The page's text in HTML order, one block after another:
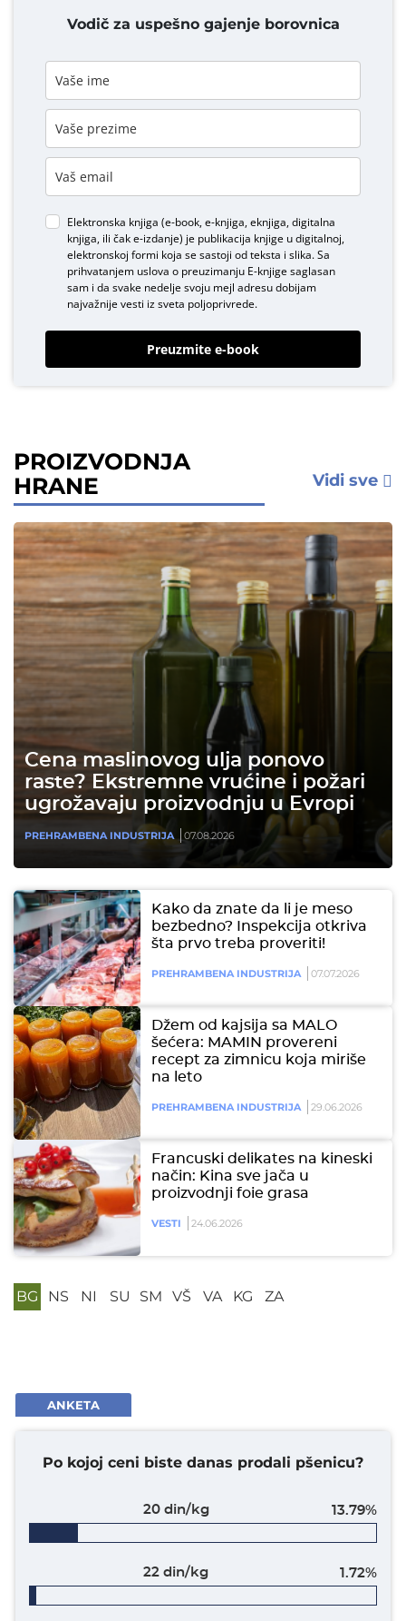
Vodič za uspešno gajenje borovnica
Elektronska knjiga (e-book, e-knjiga, eknjiga, digitalna
knjiga, ili čak e-izdanje) je publikacija knjige u digitalnoj,
elektronskoj formi koja se sastoji od teksta i slika. Sa
prihvatanjem uslova o preuzimanju E-knjigesaglasan
sam i da svake nedelje svoju mejl adresu dobijam
najvažnije vesti iz sveta poljoprivrede.
Preuzmite e-book
PROIZVODNJA
HRANE
Vidi sve
Cena maslinovog ulja ponovo
raste? Ekstremne vrućine i požari
ugrožavaju proizvodnju u Evropi
PREHRAMBENA INDUSTRIJA 07.08.2026
Kako da znate da li je meso
bezbedno? Inspekcija otkriva
šta prvo treba proveriti!
PREHRAMBENA INDUSTRIJA 07.07.2026
Džem od kajsija sa MALO
šećera: MAMIN provereni
recept za zimnicu koja miriše
na leto
PREHRAMBENA INDUSTRIJA 29.06.2026
Francuski delikates na kineski
način: Kina sve jača u
proizvodnji foie grasa
VESTI 24.06.2026
BG NS NI SU SM VŠ VA KG ZA
ANKETA
Po kojoj ceni biste danas prodali pšenicu?
13.79%
20 din/kg
1.72%
22 din/kg